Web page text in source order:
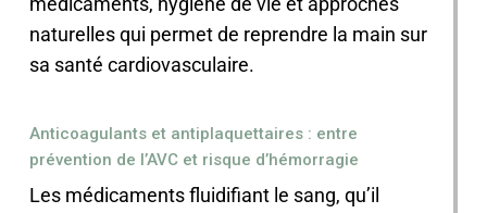
naturelles qui permet de reprendre la main sur
sa santé cardiovasculaire.
Anticoagulants et antiplaquettaires : entre
prévention de l’AVC et risque d’hémorragie
Les médicaments fluidifiant le sang, qu’il